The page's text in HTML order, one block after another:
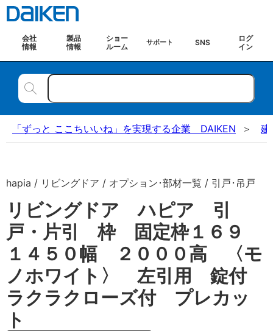
会社
情報
製品
情報
ショー
ルーム
サポート SNS
ログ
イン
「ずっと ここちいいね」を実現する企業 DAIKEN 建
hapia / リビングドア / オプション･部材一覧 / 引戸･吊戸
リビングドア ハピア 引
戸・片引 枠 固定枠１６９
１４５０幅 ２０００高 〈モ
ノホワイト〉 左引用 錠付
ラクラクローズ付 プレカッ
ト